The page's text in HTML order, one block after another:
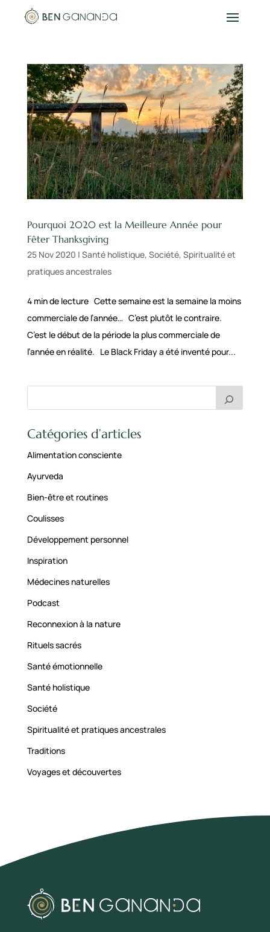
Pourquoi 2020 est la Meilleure Année pour
Fêter Thanksgiving
25 Nov 2020 | Santé holistique, Société, Spiritualité et
pratiques ancestrales
4 min de lecture Cette semaine est la semaine la moins
commerciale de l’année… C’est plutôt le contraire.
C’est le début de la période la plus commerciale de
l’année en réalité. Le Black Friday a été inventé pour...
Catégories d’articles
Alimentation consciente
Ayurveda
Bien-être et routines
Coulisses
Développement personnel
Inspiration
Médecines naturelles
Podcast
Reconnexion à la nature
Rituels sacrés
Santé émotionnelle
Santé holistique
Société
Spiritualité et pratiques ancestrales
Traditions
Voyages et découvertes